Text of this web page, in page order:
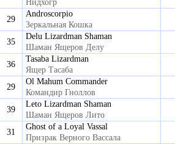
Нидхогр
29
Androscorpio
Зеркальная Кошка
35
Delu Lizardman Shaman
Шаман Ящеров Делу
36
Tasaba Lizardman
Ящер Тасаба
29
Ol Mahum Commander
Командир Гноллов
39
Leto Lizardman Shaman
Шаман Ящеров Лито
31
Ghost of a Loyal Vassal
Призрак Верного Вассала